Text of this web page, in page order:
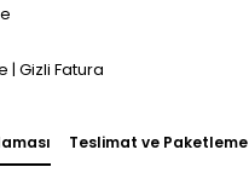
| Gizli Fatura
Teslimat ve Paketleme